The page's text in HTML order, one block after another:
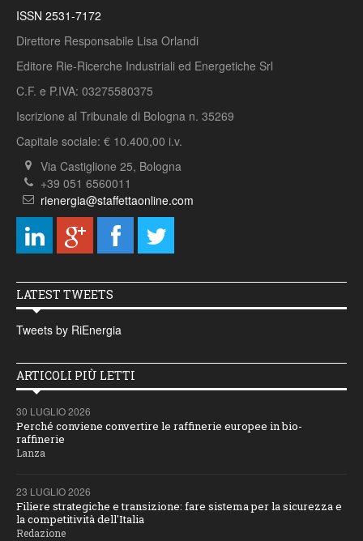
ISSN 2531-7172
Direttore Responsabile Lisa Orlandi
Editore Rie-Ricerche Industriali ed Energetiche Srl
C.F. e P.IVA: 03275580375
Iscrizione al Tribunale di Bologna n. 35269
Capitale sociale: € 10.400,00 i.v.
Via Castiglione 25, Bologna
+39 051 6560011
rienergia@staffettaonline.com
LATEST TWEETS
Tweets by RiEnergia
ARTICOLI PIÙ LETTI
30 LUGLIO 2026
Perché conviene convertire le raffinerie europee in bio-
raffinerie
Lanza
23 LUGLIO 2026
Filiere strategiche e transizione: fare sistema per la sicurezza e
la competitività dell'Italia
Redazione